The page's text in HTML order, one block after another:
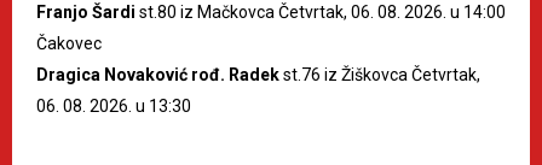
Franjo Šardi st.80 iz Mačkovca Četvrtak, 06. 08. 2026. u 14:00
Čakovec
Dragica Novaković rođ. Radekst.76 iz Žiškovca Četvrtak,
06. 08. 2026. u 13:30